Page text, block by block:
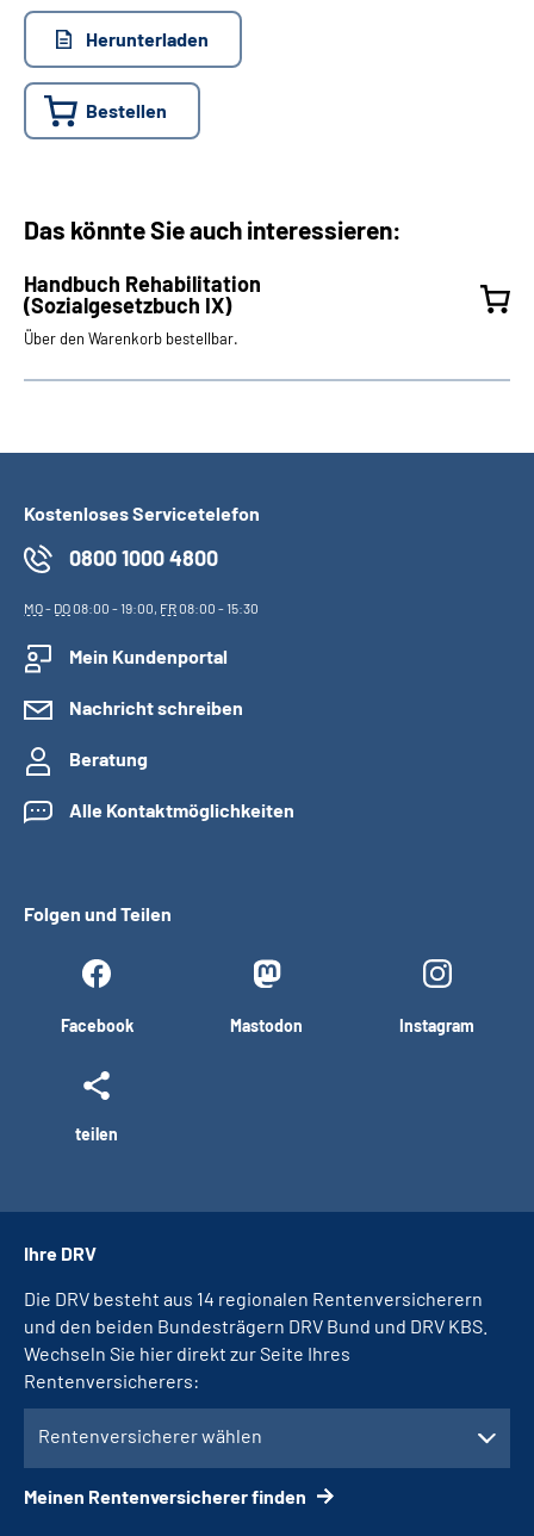
Herunterladen
Bestellen
Das könnte Sie auch interessieren:
Handbuch Rehabilitation
(Sozialgesetzbuch IX)
Über den Warenkorb bestellbar.
Kostenloses Servicetelefon
0800 1000 4800
MO- DO08:00 - 19:00, FR08:00 - 15:30
Mein Kundenportal
Nachricht schreiben
Beratung
Alle Kontaktmöglichkeiten
Folgen und Teilen
Facebook Mastodon Instagram
teilen
Ihre DRV
Die DRV besteht aus 14 regionalen Rentenversicherern
und den beiden Bundesträgern DRV Bund und DRV KBS.
Wechseln Sie hier direkt zur Seite Ihres
Rentenversicherers:
Rentenversicherer wählen
Meinen Rentenversicherer finden